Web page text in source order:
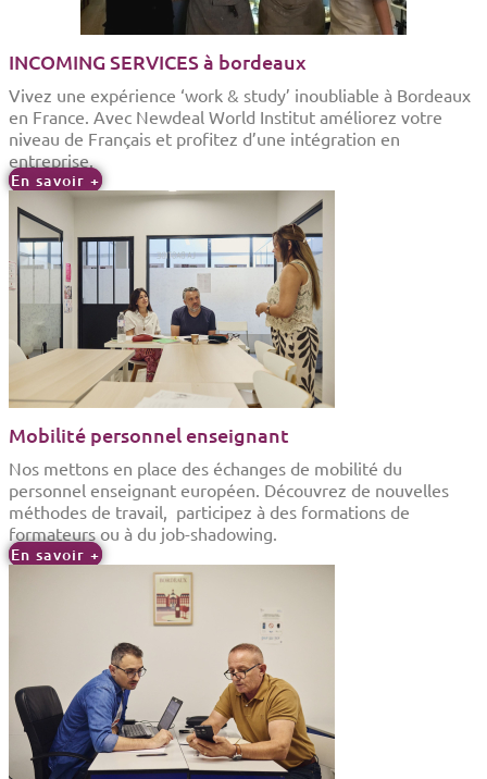
INCOMING SERVICES à bordeaux
Vivez une expérience ‘work & study’ inoubliable à Bordeaux
en France. Avec Newdeal World Institut améliorez votre
niveau de Français et profitez d’une intégration en
entreprise.
En savoir +
Mobilité personnel enseignant
Nos mettons en place des échanges de mobilité du
personnel enseignant européen. Découvrez de nouvelles
méthodes de travail, participez à des formations de
formateurs ou à du job-shadowing.
En savoir +